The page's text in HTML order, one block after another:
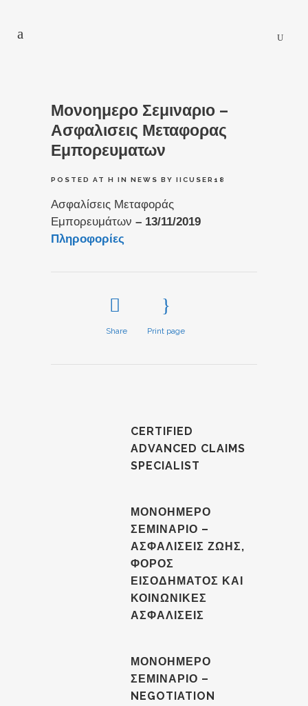
Μονοημερο Σεμιναριο –
Ασφαλισεις Μεταφορας
Εμπορευματων
POSTED AT H IN NEWS BY IICUSER18
Ασφαλίσεις Μεταφοράς
Εμπορευμάτων – 13/11/2019
Πληροφορίες
Share Print page
CERTIFIED
ADVANCED CLAIMS
SPECIALIST
ΜΟΝΟΗΜΕΡΟ
ΣΕΜΙΝΑΡΙΟ –
ΑΣΦΑΛΙΣΕΙΣ ΖΩΗΣ,
ΦΟΡΟΣ
ΕΙΣΟΔΗΜΑΤΟΣ ΚΑΙ
ΚΟΙΝΩΝΙΚΕΣ
ΑΣΦΑΛΙΣΕΙΣ
ΜΟΝΟΗΜΕΡΟ
ΣΕΜΙΝΑΡΙΟ –
NEGOTIATION